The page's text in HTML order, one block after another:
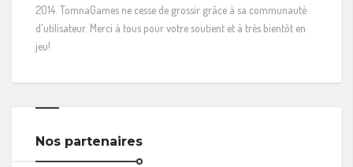
2014. TomnaGames ne cesse de grossir grâce à sa communauté
d'utilisateur. Merci à tous pour votre soutient et à très bientôt en
jeu!
Nos partenaires